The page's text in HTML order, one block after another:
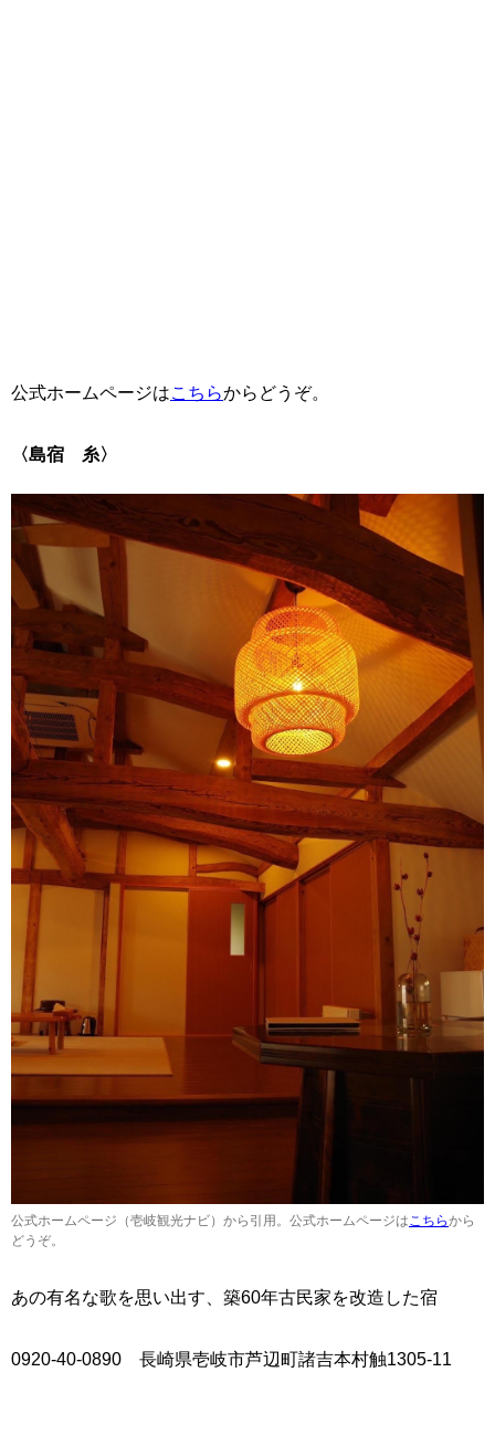
公式ホームページはこちらからどうぞ。
〈島宿 糸〉
公式ホームページ（壱岐観光ナビ）から引用。公式ホームページはこちらから
どうぞ。
あの有名な歌を思い出す、築60年古民家を改造した宿
0920-40-0890 長崎県壱岐市芦辺町諸吉本村触1305-11